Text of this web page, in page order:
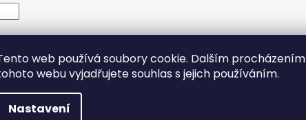
web používá soubory cookie. Dalším procházením
webu vyjadřujete souhlas s jejich používáním.
Nastavení
Všechna práva vyhrazena.